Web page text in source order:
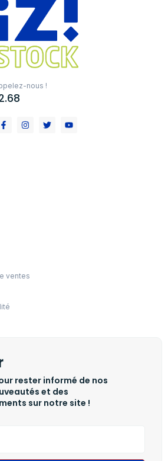
nous !
ventes
rester informé de nos
et des
sur notre site !